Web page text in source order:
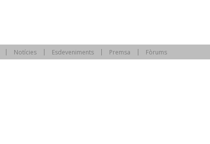
Notícies Esdeveniments Premsa Fòrums